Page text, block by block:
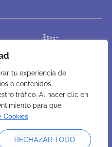
tu experiencia de
o contenidos
tráfico. Al hacer clic en
para que
Cookies
RECHAZAR TODO